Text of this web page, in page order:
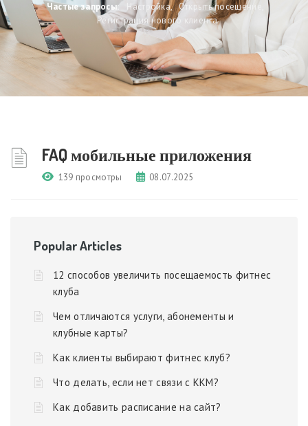
Частые запросы: Настройка, Открыть посещение
Регистрация нового клиента
FAQ мобильные приложения
139 просмотры 08.07.2025
Popular Articles
12 способов увеличить посещаемость фитнес
клуба
Чем отличаются услуги, абонементы и
клубные карты?
Как клиенты выбирают фитнес клуб?
Что делать, если нет связи с ККМ?
Как добавить расписание на сайт?